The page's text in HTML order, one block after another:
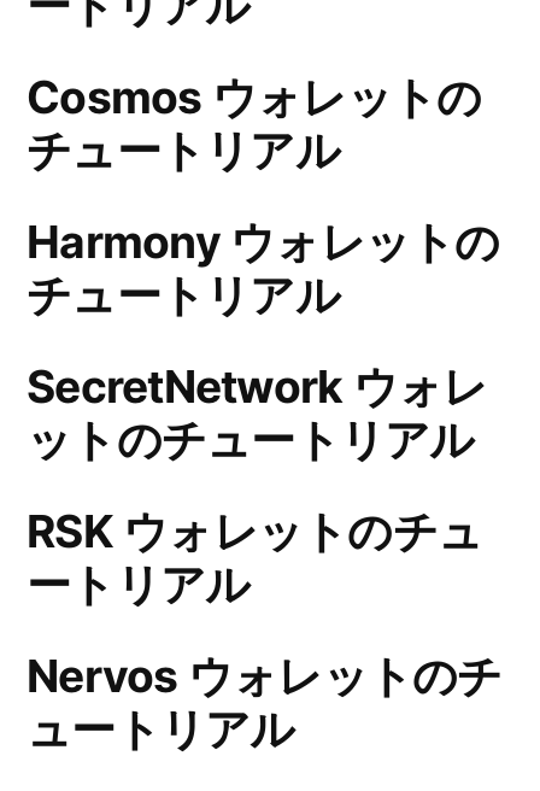
Cosmos ウォレットの
チュートリアル
Harmony ウォレットの
チュートリアル
SecretNetwork ウォレ
ットのチュートリアル
RSK ウォレットのチュ
ートリアル
Nervos ウォレットのチ
ュートリアル